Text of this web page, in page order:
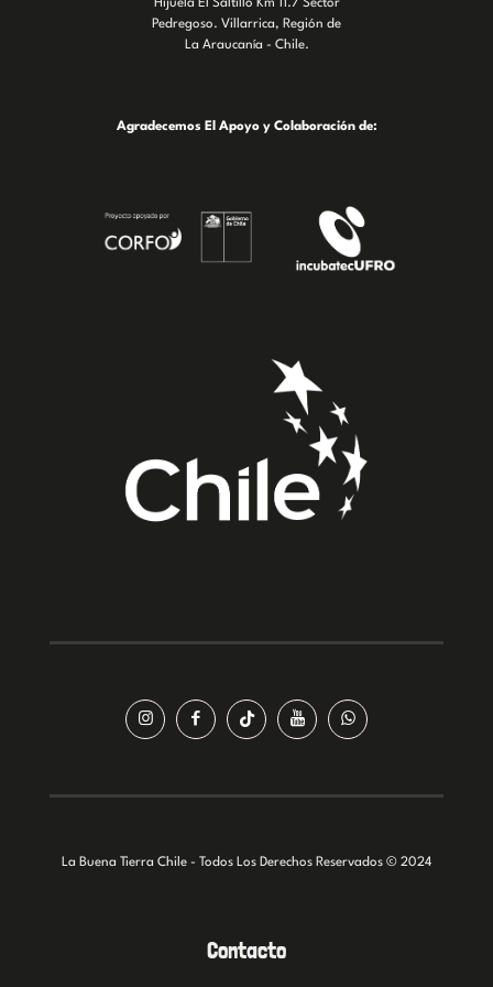
Hijuela El Saltillo Km 11.7 Sector
Pedregoso. Villarrica, Región de
La Araucanía - Chile.
Agradecemos El Apoyo y Colaboración de:
La Buena Tierra Chile - Todos Los Derechos Reservados © 2024
Contacto